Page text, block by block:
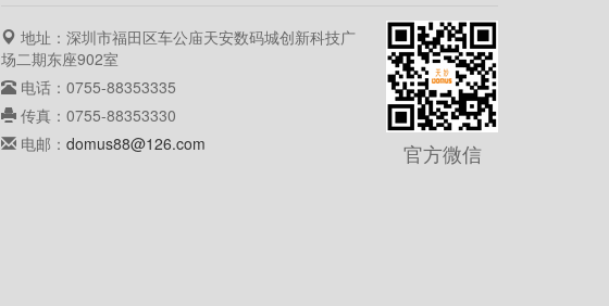
地址：深圳市福田区车公庙天安数码城创新科技广
场二期东座902室
电话：0755-88353335
传真：0755-88353330
电邮： domus88@126.com 官方微信